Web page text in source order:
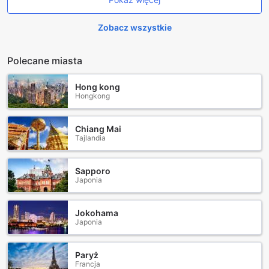
aktywnego spędzania czasu. Goście mogą zorganizować
sobie poranne treningi pływackie lub po prostu cieszyć się
aktywnością fizyczną, co sprawia, że każdy pobyt staje się
niezapomnianym doświadczeniem.
Udogodnienia w Bohemia Hotel Boutique: Komfort i
Bezpieczeństwo
Bohemia Hotel Boutique w Mendoza to miejsce, które łączy
elegancję z nowoczesnymi udogodnieniami, zapewniając
gościom maksymalny komfort i bezpieczeństwo. W hotelu
znajdują się sejfy, które pozwalają na bezpieczne
przechowywanie cennych przedmiotów, dając gościom
spokój umysłu podczas ich pobytu. Dodatkowo,
profesjonalny personel concierge jest zawsze gotowy, aby
pomóc w organizacji atrakcji oraz udzielić informacji o
lokalnych wydarzeniach, co sprawia, że każdy gość czuje
się wyjątkowo i dobrze zaopiekowany.
W Bohemia Hotel Boutique dostępne jest bezpłatne Wi-Fi
we wszystkich pokojach oraz w przestrzeniach
Zobacz wszystkie
Polecane miasta
Hong kong
Hongkong
Chiang Mai
Tajlandia
Sapporo
Japonia
Jokohama
Japonia
Paryż
Francja